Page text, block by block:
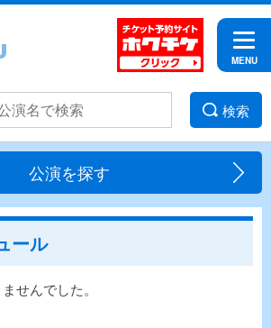
検索
公演を探す
ール
せんでした。